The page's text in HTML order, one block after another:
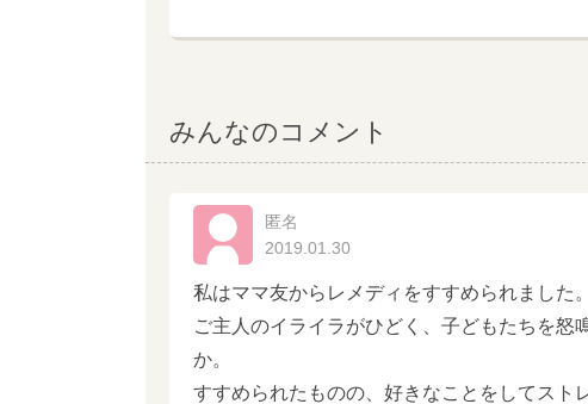
みんなのコメント
匿名
2019.01.30
私はママ友からレメディをすすめられました。
ご主人のイライラがひどく、子どもたちを怒
か。
すすめられたものの、好きなことをしてスト